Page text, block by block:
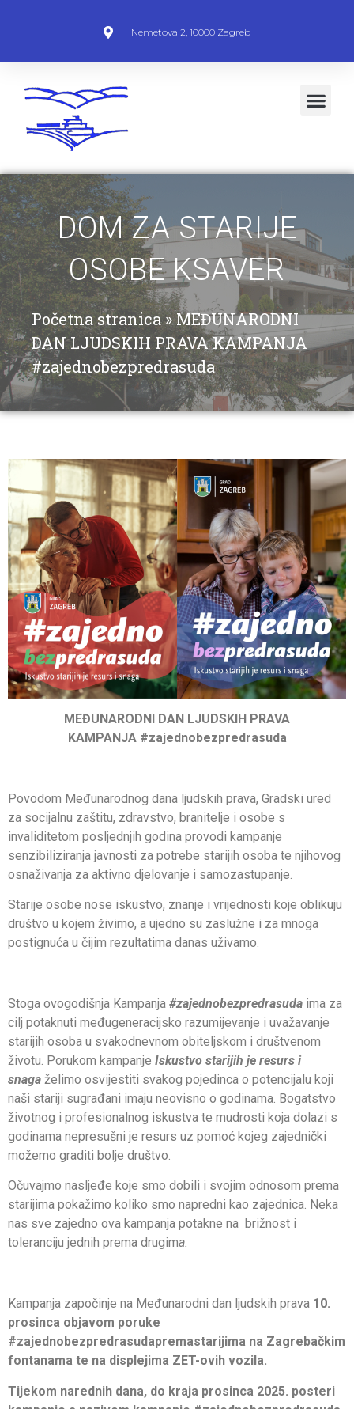
Nemetova 2, 10000 Zagreb
DOM ZA STARIJE
OSOBE KSAVER
Početna stranica»MEĐUNARODNI
DAN LJUDSKIH PRAVA KAMPANJA
#zajednobezpredrasuda
MEĐUNARODNI DAN LJUDSKIH PRAVA
KAMPANJA #zajednobezpredrasuda
Povodom Međunarodnog dana ljudskih prava, Gradski ured
za socijalnu zaštitu, zdravstvo, branitelje i osobe s
invaliditetom posljednjih godina provodi kampanje
senzibiliziranja javnosti za potrebe starijih osoba te njihovog
osnaživanja za aktivno djelovanje i samozastupanje.
Starije osobe nose iskustvo, znanje i vrijednosti koje oblikuju
društvo u kojem živimo, a ujedno su zaslužne i za mnoga
postignuća u čijim rezultatima danas uživamo.
Stoga ovogodišnja Kampanja #zajednobezpredrasuda ima za
cilj potaknuti međugeneracijsko razumijevanje i uvažavanje
starijih osoba u svakodnevnom obiteljskom i društvenom
životu. Porukom kampanje Iskustvo starijih je resurs i
snaga želimo osvijestiti svakog pojedinca o potencijalu koji
naši stariji sugrađani imaju neovisno o godinama. Bogatstvo
životnog i profesionalnog iskustva te mudrosti koja dolazi s
godinama nepresušni je resurs uz pomoć kojeg zajednički
možemo graditi bolje društvo.
Očuvajmo nasljeđe koje smo dobili i svojim odnosom prema
starijima pokažimo koliko smo napredni kao zajednica. Neka
nas sve zajedno ova kampanja potakne na brižnost i
toleranciju jednih prema drugima.
Kampanja započinje na Međunarodni dan ljudskih prava 10.
prosinca objavom poruke
#zajednobezpredrasudapremastarijima na Zagrebačkim
fontanama te na displejima ZET-ovih vozila.
Tijekom narednih dana, do kraja prosinca 2025. posteri